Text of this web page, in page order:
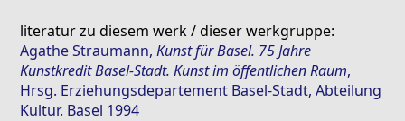
literatur zu diesem werk / dieser werkgruppe:
Agathe Straumann,Kunst für Basel. 75 Jahre
Kunstkredit Basel-Stadt. Kunst im öffentlichen Raum,
Hrsg. Erziehungsdepartement Basel-Stadt, Abteilung
Kultur. Basel 1994